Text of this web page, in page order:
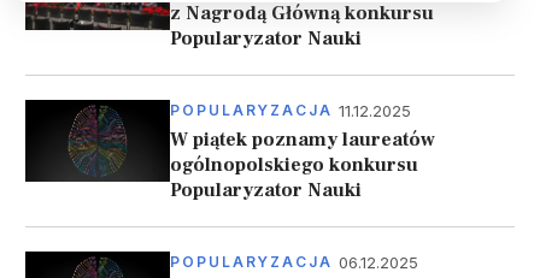
z Nagrodą Główną konkursu
Popularyzator Nauki
POPULARYZACJA 11.12.2025
W piątek poznamy laureatów
ogólnopolskiego konkursu
Popularyzator Nauki
POPULARYZACJA 06.12.2025